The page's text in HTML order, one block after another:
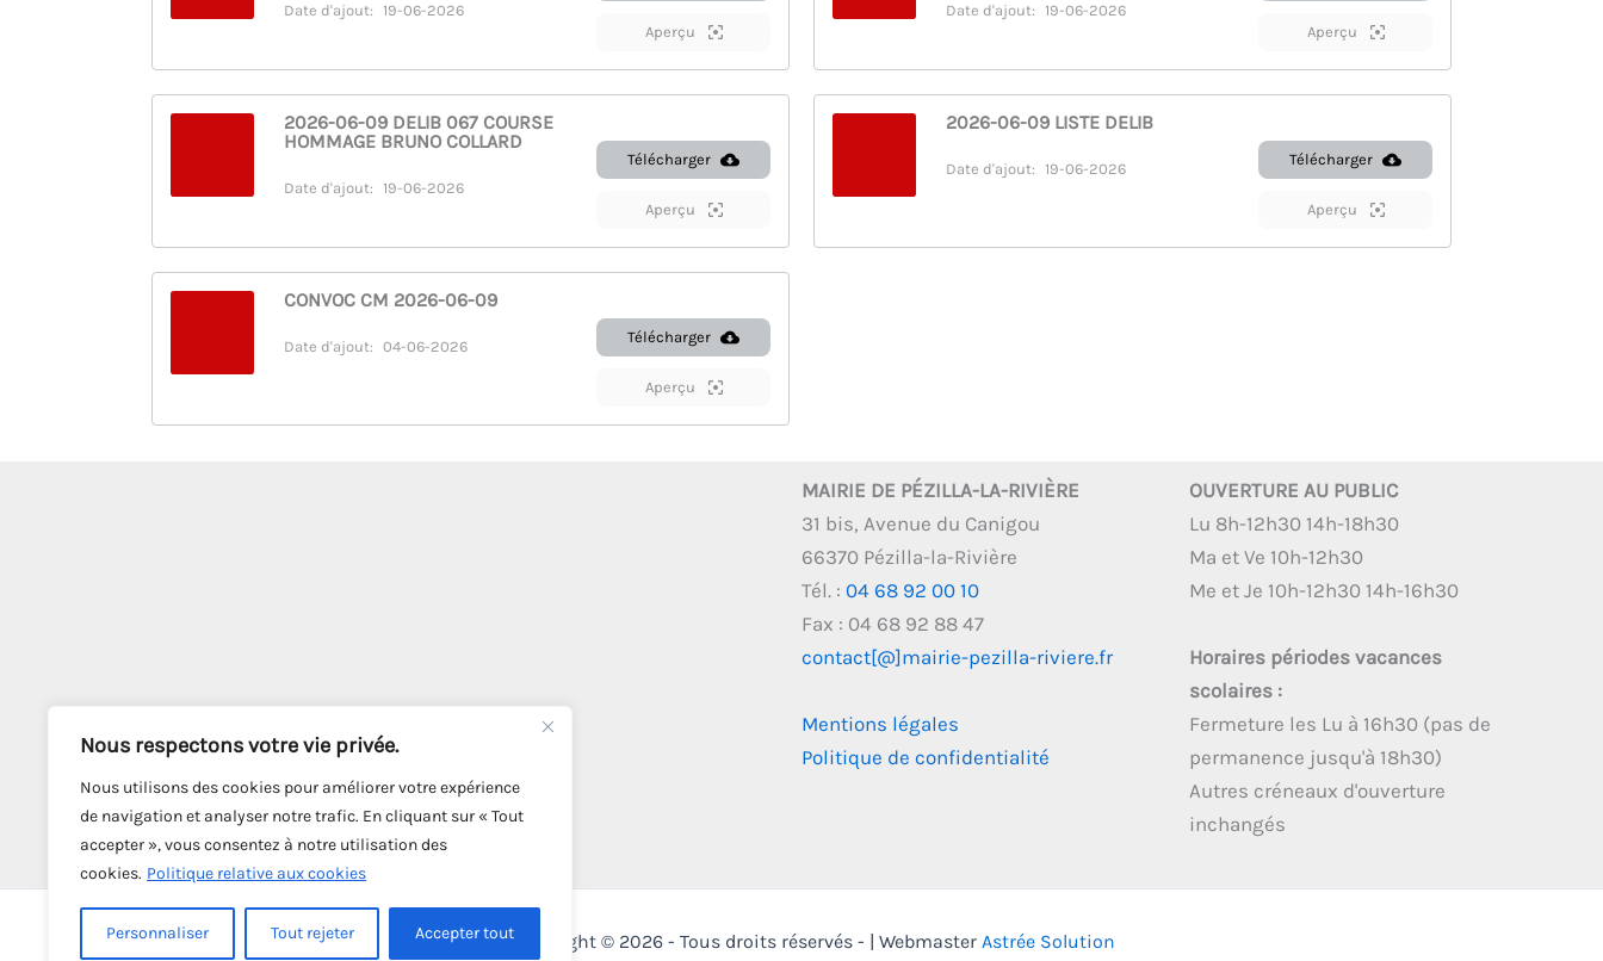
Nous respectons votre vie privée.
Nous utilisons des cookies pour améliorer votre expérience
de navigation et analyser notre trafic. En cliquant sur « Tout
accepter », vous consentez à notre utilisation des
cookies. Politique relative aux cookies
Personnaliser Tout rejeter Accepter tout
Date d'ajout: 19-06-2026
Aperçu
Date d'ajout: 19-06-2026
Aperçu
2026-06-09 DELIB 067 COURSE
HOMMAGE BRUNO COLLARD
Date d'ajout: 19-06-2026
Télécharger
Aperçu
2026-06-09 LISTE DELIB
Date d'ajout: 19-06-2026
Télécharger
Aperçu
CONVOC CM 2026-06-09
Date d'ajout: 04-06-2026
Télécharger
Aperçu
MAIRIE DE PÉZILLA-LA-RIVIÈRE
31 bis, Avenue du Canigou
66370 Pézilla-la-Rivière
Tél. : 04 68 92 00 10
Fax : 04 68 92 88 47
contact[@]mairie-pezilla-riviere.fr
Mentions légales
Politique de confidentialité
OUVERTURE AU PUBLIC
Lu 8h-12h30 14h-18h30
Ma et Ve 10h-12h30
Me et Je 10h-12h30 14h-16h30
Horaires périodes vacances
scolaires :
Fermeture les Lu à 16h30 (pas de
permanence jusqu'à 18h30)
Autres créneaux d'ouverture
inchangés
Copyright © 2026 - Tous droits réservés - | Webmaster Astrée Solution